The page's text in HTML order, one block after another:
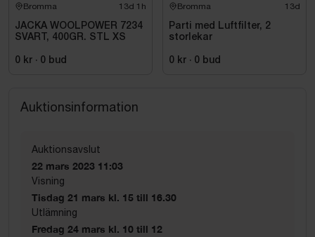
Bromma 13d 1h
JACKA WOOLPOWER 7234
SVART, 400GR. STL XS
0 kr · 0 bud
Bromma 13d
Parti med Luftfilter, 2
storlekar
0 kr · 0 bud
Auktionsinformation
Auktionsavslut
22 mars 2023 11:03
Visning
Tisdag 21 mars kl. 15 till 16.30
Utlämning
Fredag 24 mars kl. 10 till 12